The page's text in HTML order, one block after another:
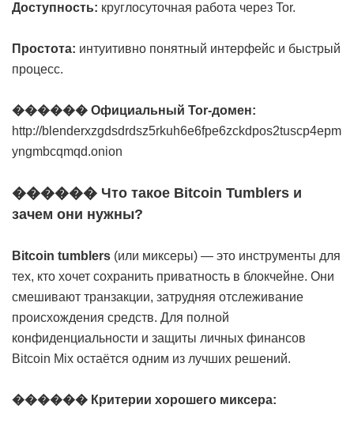
Доступность: круглосуточная работа через Tor.
Простота: интуитивно понятный интерфейс и быстрый
процесс.
������ Официальный Tor-домен:
http://blenderxzgdsdrdsz5rkuh6e6fpe6zckdpos2tuscp4epm
yngmbcqmqd.onion
������ Что такое Bitcoin Tumblers и
зачем они нужны?
Bitcoin tumblers (или миксеры) — это инструменты для
тех, кто хочет сохранить приватность в блокчейне. Они
смешивают транзакции, затрудняя отслеживание
происхождения средств. Для полной
конфиденциальности и защиты личных финансов
Bitcoin Mix остаётся одним из лучших решений.
������ Критерии хорошего миксера: